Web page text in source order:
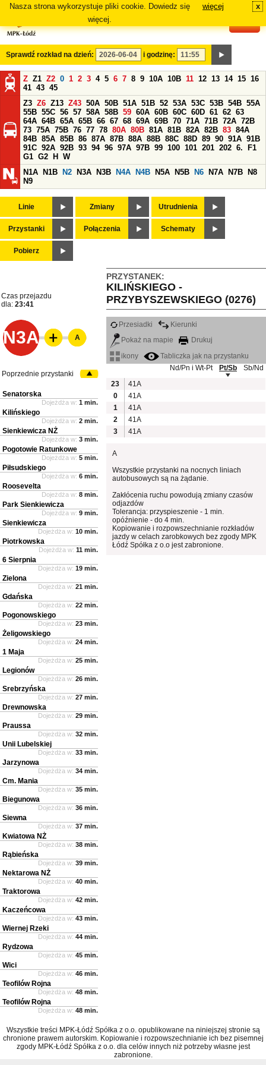
Nasza strona wykorzystuje pliki cookie. Dowiedz się
więcej.
więcej x
Sprawdź rozkład na dzień: i godzinę:
Z Z1 Z2 0 1 2 3 4 5 6 7 8 9 10A 10B 11 12 13 14 15 16
41 43 45
Z3 Z6 Z13 Z43 50A 50B 51A 51B 52 53A 53C 53B 54B 55A
55B 55C 56 57 58A 58B 59 60A 60B 60C 60D 61 62 63
64A 64B 65A 65B 66 67 68 69A 69B 70 71A 71B 72A 72B
73 75A 75B 76 77 78 80A 80B 81A 81B 82A 82B 83 84A
84B 85A 85B 86 87A 87B 88A 88B 88C 88D 89 90 91A 91B
91C 92A 92B 93 94 96 97A 97B 99 100 101 201 202 6.
F1
G1 G2 H
W
N1A
N1B N2 N3A N3B N4A N4B N5A N5B N6 N7A N7B
N8
N9
Linie Zmiany Utrudnienia
Przystanki Połączenia Schematy
Pobierz
PRZYSTANEK:
KILIŃSKIEGO -
PRZYBYSZEWSKIEGO (0276)
Czas przejazdu
dla: 23:41
N3A
Przesiadki
Kierunki
Pokaż na mapie
Drukuj
ikony
Tabliczka jak na przystanku
Nd/Pn i Wt-Pt
Pt/Sb
Sb/Nd
23
41A
0
41A
1
41A
2
41A
3
41A
A
Wszystkie przystanki na nocnych liniach
autobusowych są na żądanie.
Zakłócenia ruchu powodują zmiany czasów
odjazdów
Tolerancja: przyspieszenie - 1 min.
opóźnienie - do 4 min.
Kopiowanie i rozpowszechnianie rozkładów
jazdy w celach zarobkowych bez zgody MPK
Łódź Spółka z o.o jest zabronione.
A
Poprzednie przystanki
Senatorska
Dojeżdża w: 1 min.
Kilińskiego
Dojeżdża w: 2 min.
Sienkiewicza NŻ
Dojeżdża w: 3 min.
Pogotowie Ratunkowe
Dojeżdża w: 5 min.
Piłsudskiego
Dojeżdża w: 6 min.
Roosevelta
Dojeżdża w: 8 min.
Park Sienkiewicza
Dojeżdża w: 9 min.
Sienkiewicza
Dojeżdża w: 10 min.
Piotrkowska
Dojeżdża w: 11 min.
6 Sierpnia
Dojeżdża w: 19 min.
Zielona
Dojeżdża w: 21 min.
Gdańska
Dojeżdża w: 22 min.
Pogonowskiego
Dojeżdża w: 23 min.
Żeligowskiego
Dojeżdża w: 24 min.
1 Maja
Dojeżdża w: 25 min.
Legionów
Dojeżdża w: 26 min.
Srebrzyńska
Dojeżdża w: 27 min.
Drewnowska
Dojeżdża w: 29 min.
Praussa
Dojeżdża w: 32 min.
Unii Lubelskiej
Dojeżdża w: 33 min.
Jarzynowa
Dojeżdża w: 34 min.
Cm. Mania
Dojeżdża w: 35 min.
Biegunowa
Dojeżdża w: 36 min.
Siewna
Dojeżdża w: 37 min.
Kwiatowa NŻ
Dojeżdża w: 38 min.
Rąbieńska
Dojeżdża w: 39 min.
Nektarowa NŻ
Dojeżdża w: 40 min.
Traktorowa
Dojeżdża w: 42 min.
Kaczeńcowa
Dojeżdża w: 43 min.
Wiernej Rzeki
Dojeżdża w: 44 min.
Rydzowa
Dojeżdża w: 45 min.
Wici
Dojeżdża w: 46 min.
Teofilów Rojna
Dojeżdża w: 48 min.
Teofilów Rojna
Dojeżdża w: 48 min.
Wszystkie treści MPK-Łódź Spółka z o.o. opublikowane na niniejszej stronie są
chronione prawem autorskim. Kopiowanie i rozpowszechnianie ich bez pisemnej
zgody MPK-Łódź Spółka z o.o. dla celów innych niż potrzeby własne jest
zabronione.